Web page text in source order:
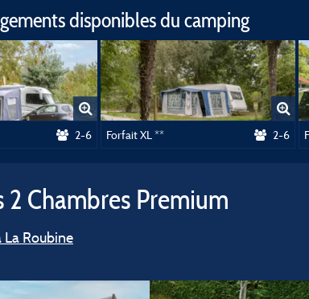
disponibles du camping
2-6 Forfait XL ** 2-6
2 Chambres Premium
Roubine